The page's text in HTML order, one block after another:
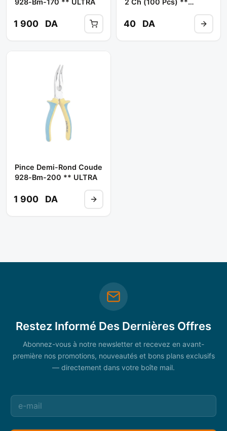
1 900 DA 40 DA
Pince Demi-Rond Coude
928-Bm-200 ** ULTRA
1 900 DA
Restez Informé Des Dernières Offres
Abonnez-vous à notre newsletter et recevez en avant-
première nos promotions, nouveautés et bons plans exclusifs
— directement dans votre boîte mail.